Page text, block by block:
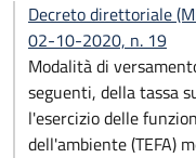
Decreto direttoriale
02-10-2020, n. 19
Modalità di
seguenti, della tassa
l'esercizio delle
dell'ambiente (TEFA)